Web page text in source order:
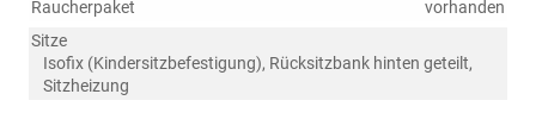
Raucherpaket
vorhanden
Sitze
Isofix (Kindersitzbefestigung), Rücksitzbank hinten geteilt,
Sitzheizung